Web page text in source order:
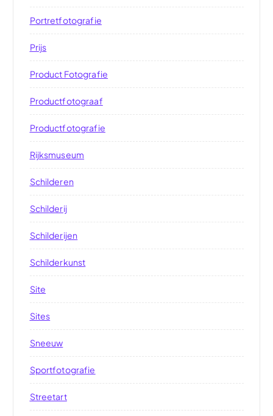
Portretfotografie
Prijs
Product Fotografie
Productfotograaf
Productfotografie
Rijksmuseum
Schilderen
Schilderij
Schilderijen
Schilderkunst
Site
Sites
Sneeuw
Sportfotografie
Streetart